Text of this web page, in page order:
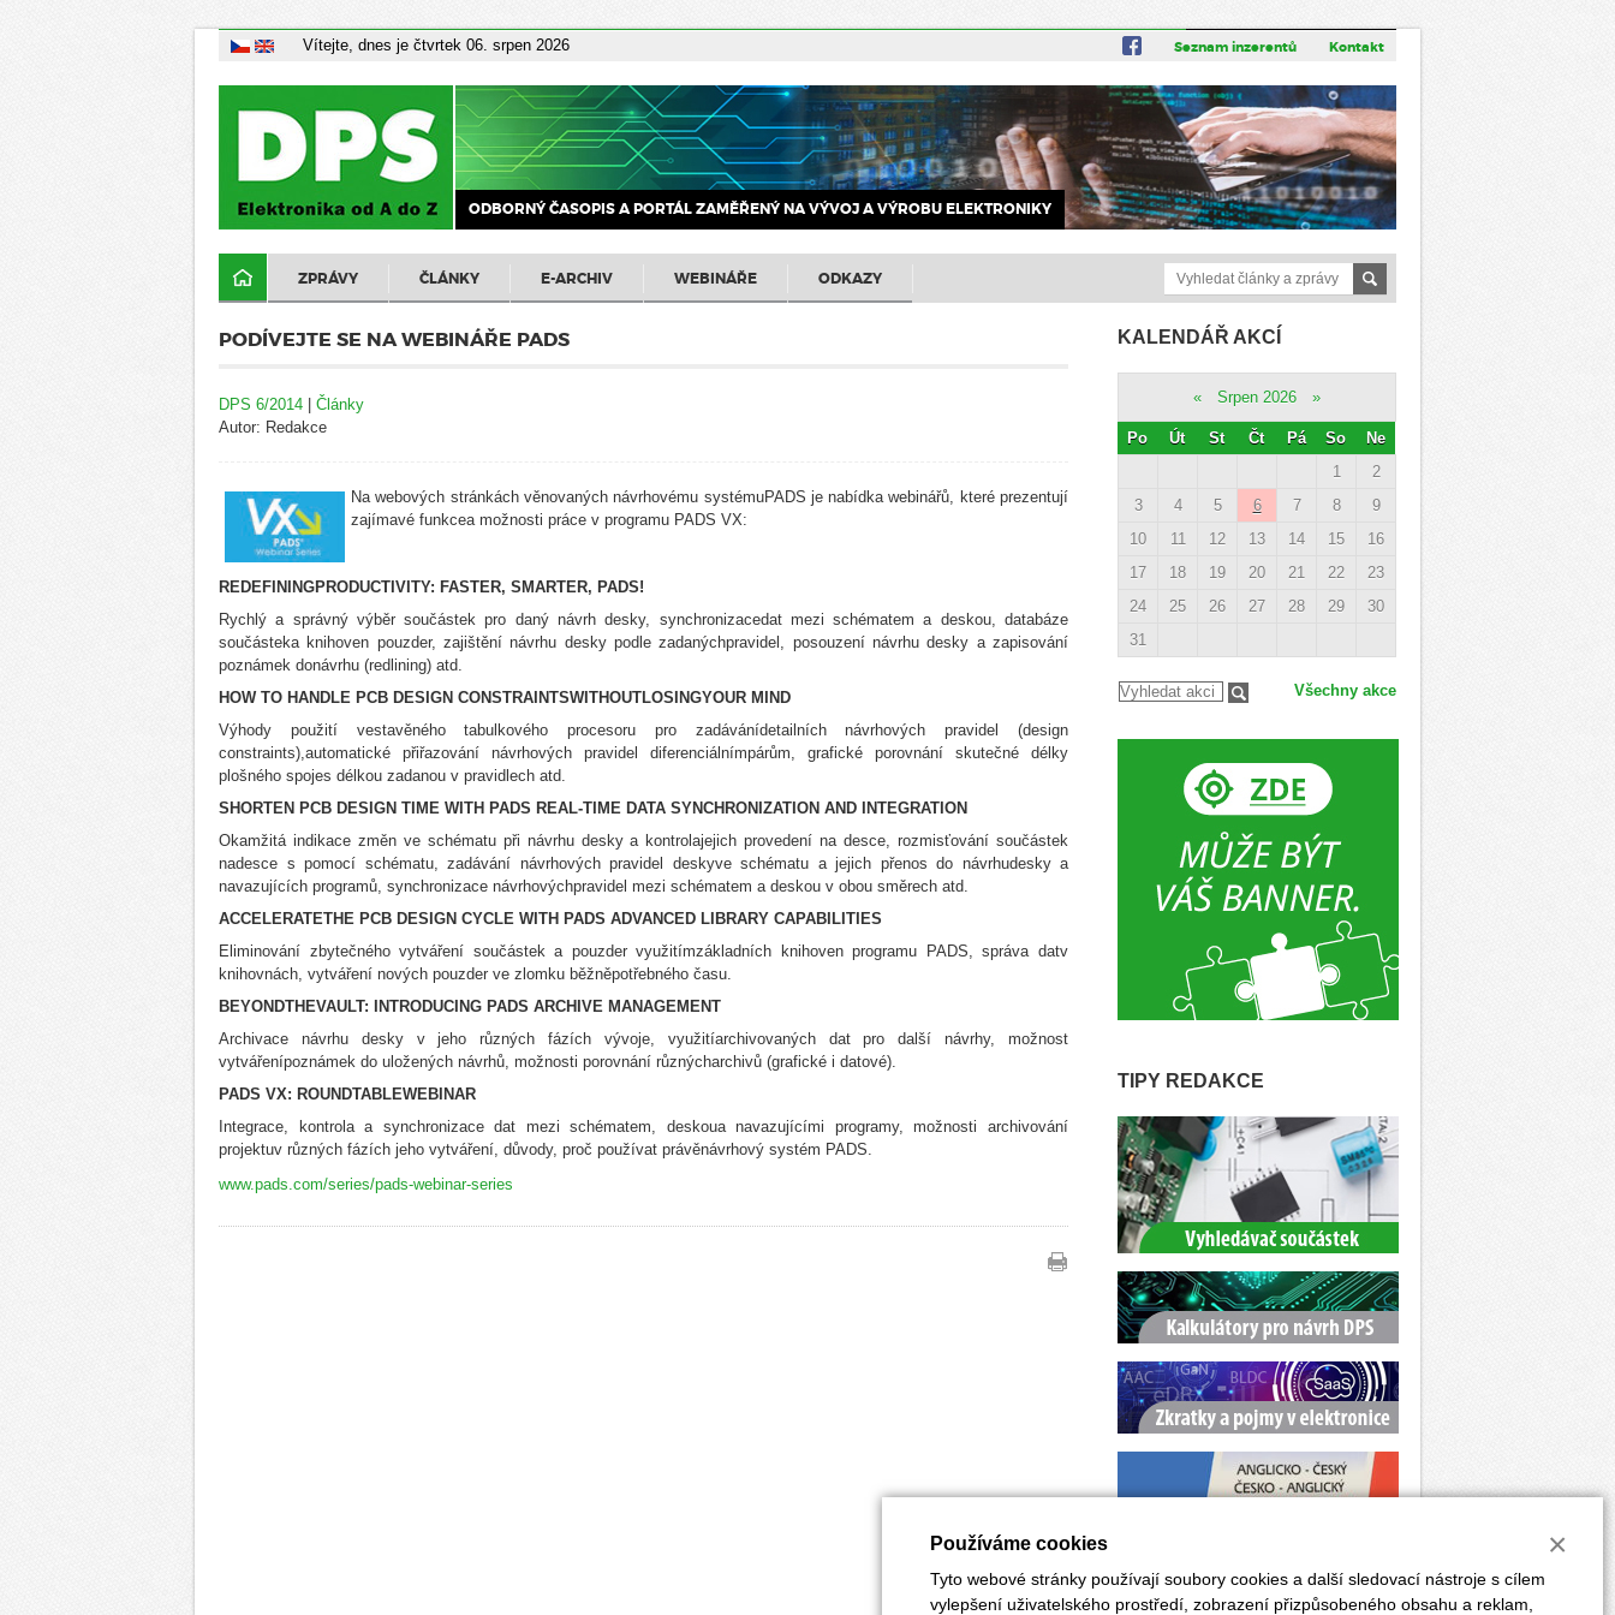
Vítejte, dnes je čtvrtek 06. srpen 2026 Seznam inzerentů Kontakt
ODBORNÝ ČASOPIS A PORTÁL ZAMĚŘENÝ NA VÝVOJ A VÝROBU ELEKTRONIKY
ZPRÁVY ČLÁNKY E-ARCHIV WEBINÁŘE ODKAZY
PODÍVEJTE SE NA WEBINÁŘE PADS
DPS 6/2014 | Články
Autor: Redakce
Na webových stránkách věnovaných návrhovému systémuPADS je nabídka webinářů, které prezentují
zajímavé funkcea možnosti práce v programu PADS VX:
REDEFININGPRODUCTIVITY: FASTER, SMARTER, PADS!
Rychlý a správný výběr součástek pro daný návrh desky, synchronizacedat mezi schématem a deskou, databáze
součásteka knihoven pouzder, zajištění návrhu desky podle zadanýchpravidel, posouzení návrhu desky a zapisování
poznámek donávrhu (redlining) atd.
HOW TO HANDLE PCB DESIGN CONSTRAINTSWITHOUTLOSINGYOUR MIND
Výhody použití vestavěného tabulkového procesoru pro zadávánídetailních návrhových pravidel (design
constraints),automatické přiřazování návrhových pravidel diferenciálnímpárům, grafické porovnání skutečné délky
plošného spojes délkou zadanou v pravidlech atd.
SHORTEN PCB DESIGN TIME WITH PADS REAL-TIME DATA SYNCHRONIZATION AND INTEGRATION
Okamžitá indikace změn ve schématu při návrhu desky a kontrolajejich provedení na desce, rozmisťování součástek
nadesce s pomocí schématu, zadávání návrhových pravidel deskyve schématu a jejich přenos do návrhudesky a
navazujících programů, synchronizace návrhovýchpravidel mezi schématem a deskou v obou směrech atd.
ACCELERATETHE PCB DESIGN CYCLE WITH PADS ADVANCED LIBRARY CAPABILITIES
Eliminování zbytečného vytváření součástek a pouzder využitímzákladních knihoven programu PADS, správa datv
knihovnách, vytváření nových pouzder ve zlomku běžněpotřebného času.
BEYONDTHEVAULT: INTRODUCING PADS ARCHIVE MANAGEMENT
Archivace návrhu desky v jeho různých fázích vývoje, využitíarchivovaných dat pro další návrhy, možnost
vytvářenípoznámek do uložených návrhů, možnosti porovnání různýcharchivů (grafické i datové).
PADS VX: ROUNDTABLEWEBINAR
Integrace, kontrola a synchronizace dat mezi schématem, deskoua navazujícími programy, možnosti archivování
projektuv různých fázích jeho vytváření, důvody, proč používat právěnávrhový systém PADS.
www.pads.com/series/pads-webinar-series
KALENDÁŘ AKCÍ
« Srpen 2026 »
Po Út St Čt Pá So
Ne
1
2
3
4 5 6 7 8
9
10
11 12 13 14 15
16
17
18 19 20 21 22
23
24
25 26 27 28 29
30
31
Všechny akce
TIPY REDAKCE
Používáme cookies
Tyto webové stránky používají soubory cookies a další sledovací nástroje s cílem
vylepšení uživatelského prostředí, zobrazení přizpůsobeného obsahu a reklam,
×